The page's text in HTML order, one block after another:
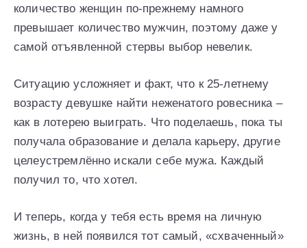
количество женщин по-прежнему намного
превышает количество мужчин, поэтому даже у
самой отъявленной стервы выбор невелик.
Ситуацию усложняет и факт, что к 25-летнему
возрасту девушке найти неженатого ровесника –
как в лотерею выиграть. Что поделаешь, пока ты
получала образование и делала карьеру, другие
целеустремлённо искали себе мужа. Каждый
получил то, что хотел.
И теперь, когда у тебя есть время на личную
жизнь, в ней появился тот самый, «схваченный»